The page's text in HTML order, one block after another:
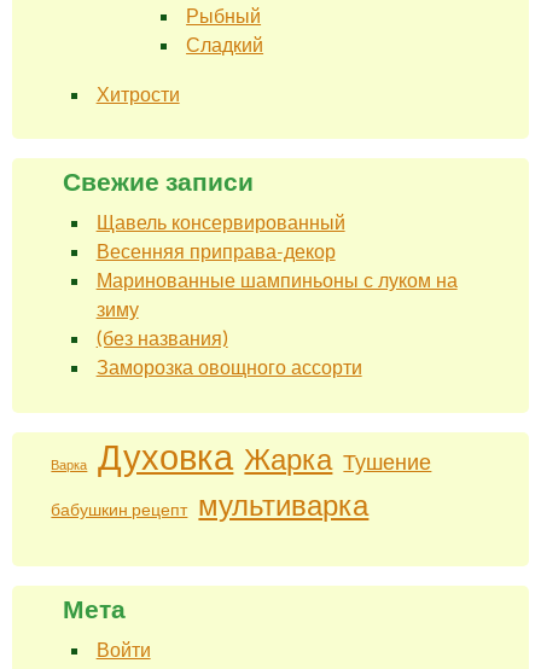
Рыбный
Сладкий
Хитрости
Свежие записи
Щавель консервированный
Весенняя приправа-декор
Маринованные шампиньоны с луком на
зиму
(без названия)
Заморозка овощного ассорти
Варка Духовка Жарка Тушение
бабушкин рецепт мультиварка
Мета
Войти